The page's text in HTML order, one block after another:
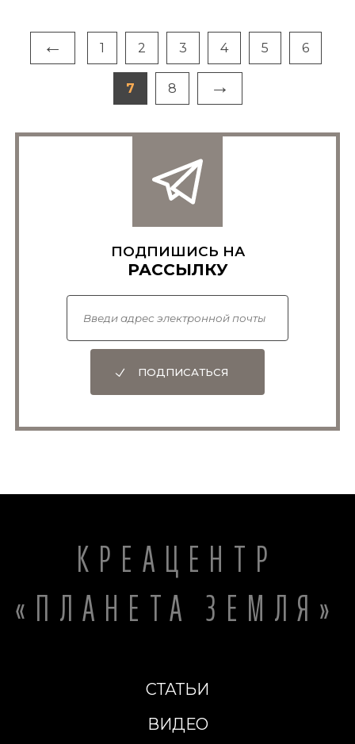
← 1 2 3 4 5 6
7 8 →
ПОДПИШИСЬ НА
РАССЫЛКУ
ПОДПИСАТЬСЯ
КРЕАЦЕНТР
«ПЛАНЕТА ЗЕМЛЯ»
СТАТЬИ
ВИДЕО